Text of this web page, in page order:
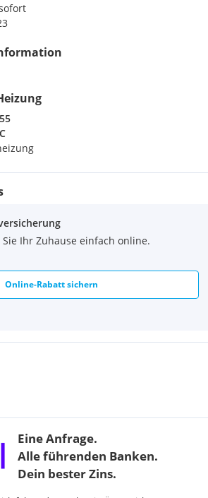
inkl. 2 PP: EUR 457.360,--
von diesem tollen Objekt und
Besichtigungstermin unter 0665/67 21
auf Ihren Anruf!
gerne bei Ihrer Finanzierung weiter
Banken für Sie!
55
C
Ihr Zuhause einfach online.
Online-Rabatt sichern
Eine Anfrage.
Alle führenden Banken.
Dein bester Zins.